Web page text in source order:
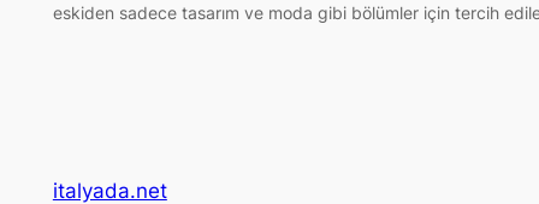
eskiden sadece tasarım ve moda gibi bölümler için tercih
italyada.net